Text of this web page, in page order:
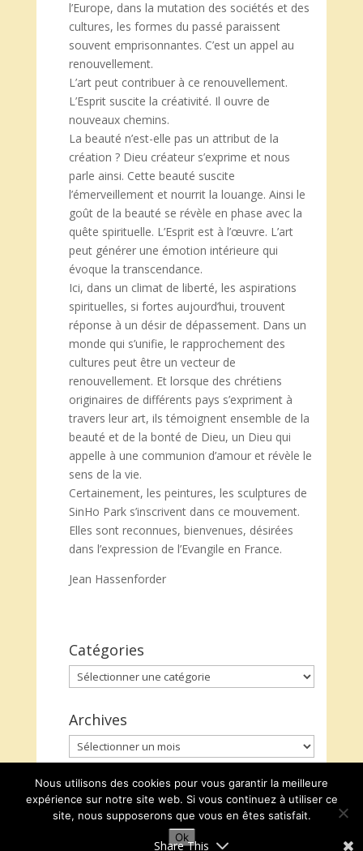
l’Europe, dans la mutation des sociétés et des
cultures, les formes du passé paraissent
souvent emprisonnantes. C’est un appel au
renouvellement.
L’art peut contribuer à ce renouvellement.
L’Esprit suscite la créativité. Il ouvre de
nouveaux chemins.
La beauté n’est-elle pas un attribut de la
création ? Dieu créateur s’exprime et nous
parle ainsi. Cette beauté suscite
l’émerveillement et nourrit la louange. Ainsi le
goût de la beauté se révèle en phase avec la
quête spirituelle. L’Esprit est à l’œuvre. L’art
peut générer une émotion intérieure qui
évoque la transcendance.
Ici, dans un climat de liberté, les aspirations
spirituelles, si fortes aujourd’hui, trouvent
réponse à un désir de dépassement. Dans un
monde qui s’unifie, le rapprochement des
cultures peut être un vecteur de
renouvellement. Et lorsque des chrétiens
originaires de différents pays s’expriment à
travers leur art, ils témoignent ensemble de la
beauté et de la bonté de Dieu, un Dieu qui
appelle à une communion d’amour et révèle le
sens de la vie.
Certainement, les peintures, les sculptures de
SinHo Park s’inscrivent dans ce mouvement.
Elles sont reconnues, bienvenues, désirées
dans l’expression de l’Evangile en France.
Jean Hassenforder
Catégories
Catégories
Archives
Archives
Share This
Nous utilisons des cookies pour vous garantir la meilleure
expérience sur notre site web. Si vous continuez à utiliser ce
site, nous supposerons que vous en êtes satisfait.
Ok